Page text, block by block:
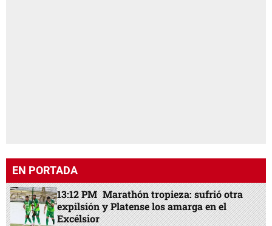
EN PORTADA
13:12 PM Marathón tropieza: sufrió otra
expilsión y Platense los amarga en el
Excélsior